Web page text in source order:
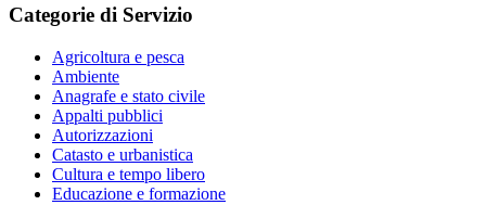
Categorie di Servizio
Agricoltura e pesca
Ambiente
Anagrafe e stato civile
Appalti pubblici
Autorizzazioni
Catasto e urbanistica
Cultura e tempo libero
Educazione e formazione